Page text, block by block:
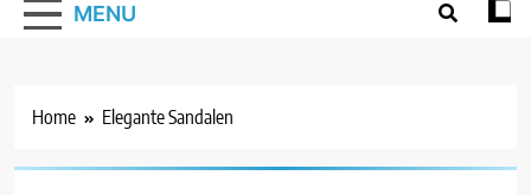
MENU
Home Elegante Sandalen